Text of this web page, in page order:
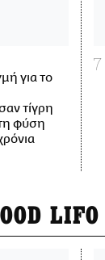
για το
τίγρη
φύση
LIFO